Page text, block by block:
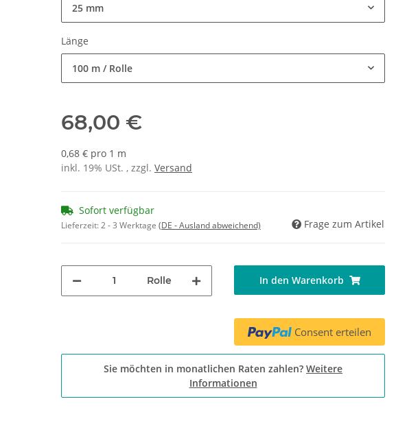
25 mm
Länge
100 m / Rolle
68,00 €
0,68 € pro 1 m
inkl. 19% USt. , zzgl. Versand
Sofort verfügbar
Lieferzeit:2 - 3 Werktage (DE - Ausland abweichend) Frage zum Artikel
Rolle In den Warenkorb
Consent erteilen
Sie möchten in monatlichen Raten zahlen? Weitere
Informationen